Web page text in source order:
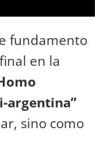
fundamento
en la
argentina”
sino como